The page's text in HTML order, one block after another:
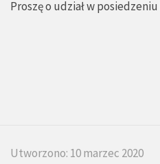
Proszę o udział w
Utworzono: 10 marzec 2020